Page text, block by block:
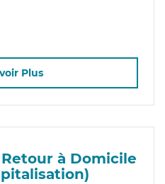
Plus
Retour à Domicile